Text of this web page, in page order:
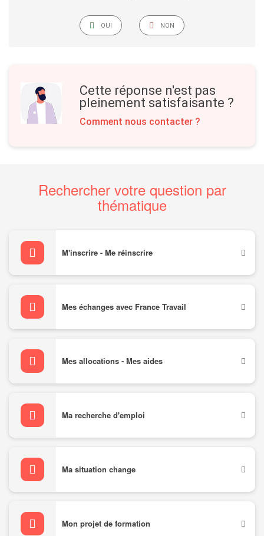
OUI
SUIS
NON LABELNEGATIVESRONLY
Cette réponse n'est pas
pleinement satisfaisante ?
Comment nous contacter ?
Rechercher votre question par
thématique
M'inscrire - Me réinscrire
Mes échanges avec France Travail
Mes allocations - Mes aides
Ma recherche d'emploi
Ma situation change
Mon projet de formation